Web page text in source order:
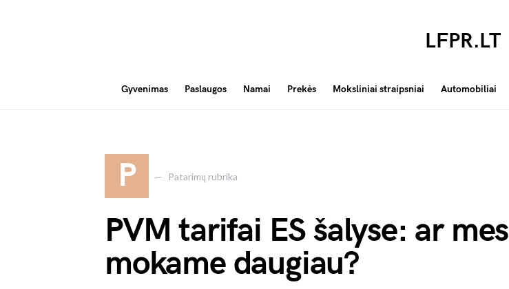
LFPR.LT
Gyvenimas Paslaugos Namai Prekės Moksliniai straipsniai Automobiliai
P Patarimų rubrika
PVM tarifai ES šalyse: ar mes
mokame daugiau?